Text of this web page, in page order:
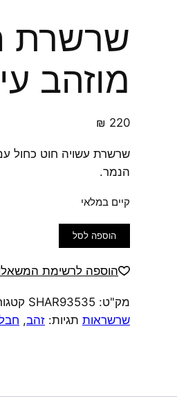
שרשרת
מוזהב
₪ 220
שרשרת עשויה חוט כחול
הנמר.
קיים במלאי
כמות
של
שרשרת
כחול
תליון
הוספה לסל
הוספה לרשימת
מק"ט: SHAR93535
שרשראות תגיות: זהב,